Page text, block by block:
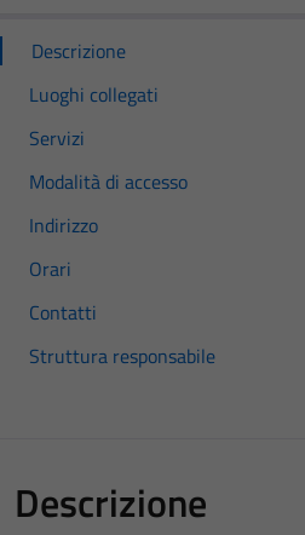
Descrizione
Luoghi collegati
Servizi
Modalità di accesso
Indirizzo
Orari
Contatti
Struttura responsabile
Descrizione